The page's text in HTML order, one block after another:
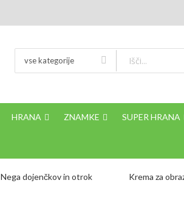
vse kategorije
HRANA ZNAMKE SUPER HRANA
Nega dojenčkov in otrok Krema za